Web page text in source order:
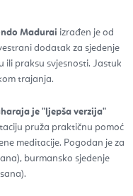
Madurai izrađen je od
dodatak za sjedenje
ili praksu svjesnosti. Jastuk
trajanja.
je "ljepša verzija"
pruža praktičnu pomoć
meditacije. Pogodan je za
burmansko sjedenje